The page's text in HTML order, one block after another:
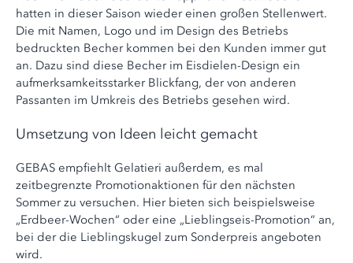
hatten in dieser Saison wieder einen großen Stellenwert.
Die mit Namen, Logo und im Design des Betriebs
bedruckten Becher kommen bei den Kunden immer gut
an. Dazu sind diese Becher im Eisdielen-Design ein
aufmerksamkeitsstarker Blickfang, der von anderen
Passanten im Umkreis des Betriebs gesehen wird.
Umsetzung von Ideen leicht gemacht
GEBAS empfiehlt Gelatieri außerdem, es mal
zeitbegrenzte Promotionaktionen für den nächsten
Sommer zu versuchen. Hier bieten sich beispielsweise
„Erdbeer-Wochen“ oder eine „Lieblingseis-Promotion“ an,
bei der die Lieblingskugel zum Sonderpreis angeboten
wird.